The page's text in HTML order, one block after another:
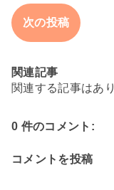
次の投稿
関連記事
関連する記事はあ
0 件のコメント:
コメントを投稿